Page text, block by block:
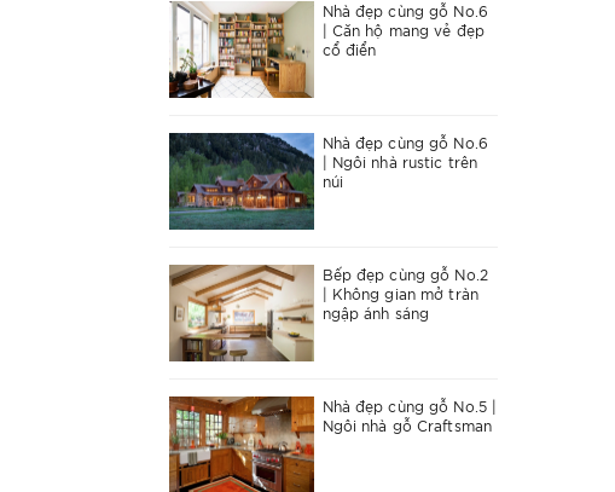
Nhà đẹp cùng gỗ No.6
| Căn hộ mang vẻ đẹp
cổ điển
Nhà đẹp cùng gỗ No.6
| Ngôi nhà rustic trên
núi
Bếp đẹp cùng gỗ No.2
| Không gian mở tràn
ngập ánh sáng
Nhà đẹp cùng gỗ No.5 |
Ngôi nhà gỗ Craftsman